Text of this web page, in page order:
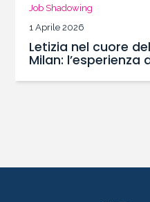
Job Shadowing
1 Aprile 2026
Letizia nel cuore
Milan: